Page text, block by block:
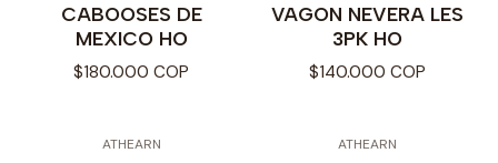
CABOOSES DE
MEXICO HO
$180.000 COP
VAGON NEVERA LES
3PK HO
$140.000 COP
ATHEARN ATHEARN